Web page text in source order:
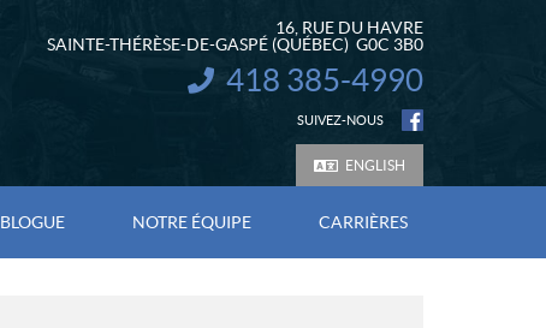
16, RUE DU HAVRE
SAINTE-THÉRÈSE-DE-GASPÉ (QUÉBEC) G0C 3B0
INFORMATION :
418 385-4990
SUIVEZ-NOUS
ENGLISH
BLOGUE NOTRE ÉQUIPE CARRIÈRES